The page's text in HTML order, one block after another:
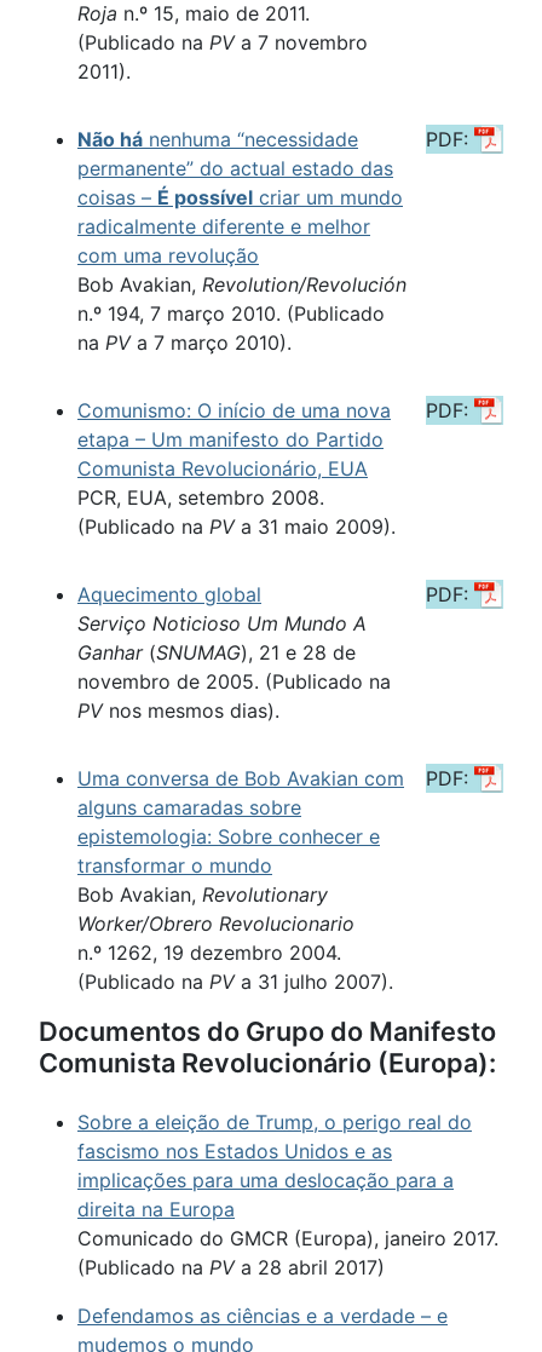
Roja n.º 15, maio de 2011.
(Publicado na PVa 7 novembro
2011).
PDF:
Não há nenhuma “necessidade
permanente” do actual estado das
coisas – É possível criar um mundo
radicalmente diferente e melhor
com uma revolução
Bob Avakian, Revolution/Revolución
n.º 194, 7 março 2010. (Publicado
na PVa 7 março 2010).
PDF:
Comunismo: O início de uma nova
etapa – Um manifesto do Partido
Comunista Revolucionário, EUA
PCR, EUA, setembro 2008.
(Publicado na PVa 31 maio 2009).
PDF:
Aquecimento global
Serviço Noticioso Um Mundo A
Ganhar(SNUMAG), 21 e 28 de
novembro de 2005. (Publicado na
PVnos mesmos dias).
PDF:
Uma conversa de Bob Avakian com
alguns camaradas sobre
epistemologia: Sobre conhecer e
transformar o mundo
Bob Avakian, Revolutionary
Worker/Obrero Revolucionario
n.º 1262, 19 dezembro 2004.
(Publicado na PVa 31 julho 2007).
Documentos do Grupo do Manifesto
Comunista Revolucionário (Europa):
Sobre a eleição de Trump, o perigo real do
fascismo nos Estados Unidos e as
implicações para uma deslocação para a
direita na Europa
Comunicado do GMCR (Europa), janeiro 2017.
(Publicado na PVa 28 abril 2017)
Defendamos as ciências e a verdade – e
mudemos o mundo